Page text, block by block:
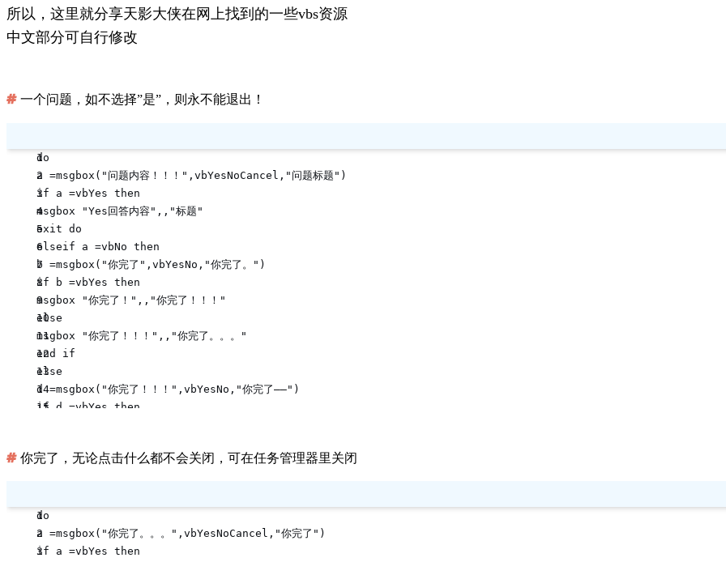
所以，这里就分享天影大侠在网上找到的一些vbs资源
中文部分可自行修改
一个问题，如不选择”是”，则永不能退出！
do
a =msgbox("问题内容！！！",vbYesNoCancel,"问题标题")
if a =vbYes then
msgbox "Yes回答内容",,"标题"
exit do
elseif a =vbNo then
b =msgbox("你完了",vbYesNo,"你完了。")
if b =vbYes then
msgbox "你完了！",,"你完了！！！"
else
msgbox "你完了！！！",,"你完了。。。"
end if
else
d =msgbox("你完了！！！",vbYesNo,"你完了——")
if d =vbYes then
msgbox "你完了。。。",,"你完了！！！"
loop
你完了，无论点击什么都不会关闭，可在任务管理器里关闭
do
a =msgbox("你完了。。。",vbYesNoCancel,"你完了")
if a =vbYes then